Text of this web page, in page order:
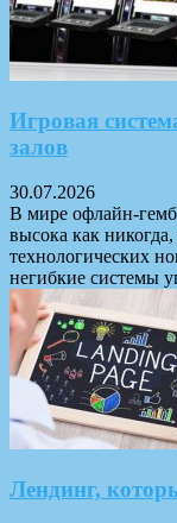
Игровая
залов
30.07.2026
В мире офлайн-
высока как
технологических
негибкие системы
Лендинг,